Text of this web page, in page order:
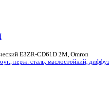
E3ZR-CD61D 2M, Omron
нерж. сталь, маслостойкий,